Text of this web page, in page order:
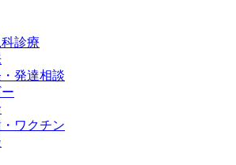
診療
発達相談
ワクチン